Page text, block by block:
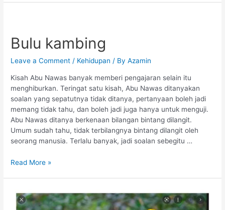
Bulu kambing
Leave a Comment / Kehidupan / ByAzamin
Kisah Abu Nawas banyak memberi pengajaran selain itu
menghiburkan. Teringat satu kisah, Abu Nawas ditanyakan
soalan yang sepatutnya tidak ditanya, pertanyaan boleh jadi
memang tidak tahu, dan boleh jadi juga hanya untuk menguji.
Abu Nawas ditanya berkenaan bilangan bintang dilangit.
Umum sudah tahu, tidak terbilangnya bintang dilangit oleh
seorang manusia. Terlalu banyak, jadi soalan sebegitu …
Read More »
Dikarikan